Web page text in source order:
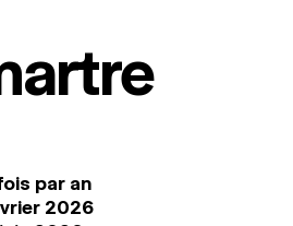
par an
2026